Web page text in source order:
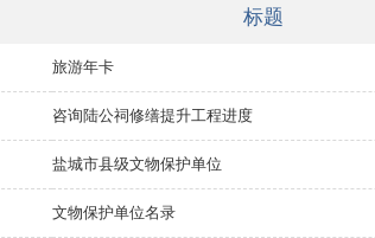
标题
旅游年卡
咨询陆公祠修缮提升工程进度
盐城市县级文物保护单位
文物保护单位名录